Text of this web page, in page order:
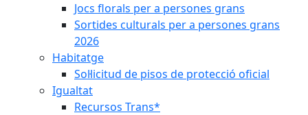
Jocs florals per a persones grans
Sortides culturals per a persones grans
2026
Habitatge
Sol·licitud de pisos de protecció oficial
Igualtat
Recursos Trans*